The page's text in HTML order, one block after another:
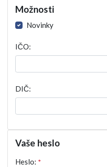
Možnosti
Novinky
IČO:
DIČ:
Vaše heslo
Heslo: *